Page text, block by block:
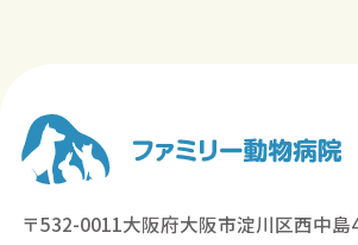
〒532-0011大阪府大阪市淀川区西中